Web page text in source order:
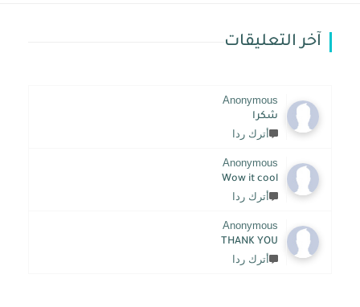
آخر التعليقات
Anonymous
شكرا
أترك ردا
Anonymous
Wow it cool
أترك ردا
Anonymous
THANK YOU
أترك ردا